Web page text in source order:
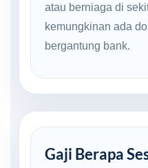
atau berniaga di
kemungkinan ada
bergantung bank.
Gaji Berapa